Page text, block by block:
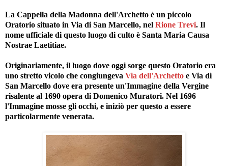
La Cappella della Madonna dell'Archetto è un piccolo
Oratorio situato in Via di San Marcello, nel Rione Trevi. Il
nome ufficiale di questo luogo di culto è Santa Maria Causa
Nostrae Laetitiae.
Originariamente, il luogo dove oggi sorge questo Oratorio era
uno stretto vicolo che congiungeva Via dell'Archetto e Via di
San Marcello dove era presente un'Immagine della Vergine
risalente al 1690 opera di Domenico Muratori. Nel 1696
l'Immagine mosse gli occhi, e iniziò per questo a essere
particolarmente venerata.